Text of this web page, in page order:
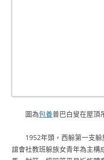
圖為包養普巴白叟在屋頂
1952年頭，西躲第一支
誼會社教班躲族女青年為主構